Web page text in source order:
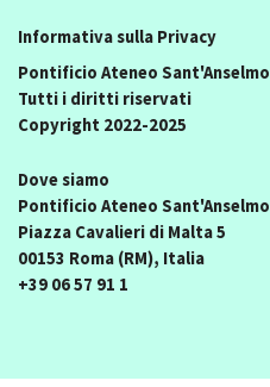
Informativa sulla Privacy
Pontificio Ateneo Sant'Anselmo
Tutti i diritti riservati
Copyright 2022-2025
Dove siamo
Pontificio Ateneo Sant'Anselmo
Piazza Cavalieri di Malta 5
00153 Roma (RM), Italia
+39 06 57 91 1